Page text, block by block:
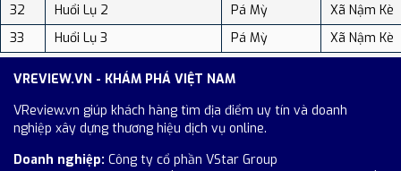
32
Huổi Lụ 2 Pá Mỳ
Xã Nậm Kè
33
Huổi Lụ 3 Pá Mỳ Xã Nậm Kè
VREVIEW.VN - KHÁM PHÁ VIỆT NAM
VReview.vn giúp khách hàng tìm địa điểm uy tín và doanh
nghiệp xây dựng thương hiệu dịch vụ online.
Doanh nghiệp: Công ty cổ phần VStar Group